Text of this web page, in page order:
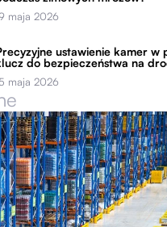
maja 2026
ustawienie kamer w
do bezpieczeństwa na
maja 2026